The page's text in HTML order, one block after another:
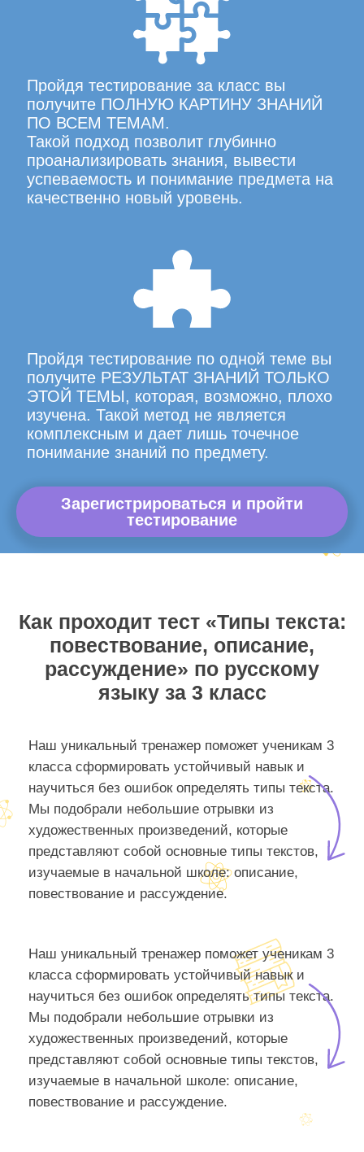
Пройдя тестирование за класс вы
получите ПОЛНУЮ КАРТИНУ ЗНАНИЙ
ПО ВСЕМ ТЕМАМ.
Такой подход позволит глубинно
проанализировать знания, вывести
успеваемость и понимание предмета на
качественно новый уровень.
Пройдя тестирование по одной теме вы
получите РЕЗУЛЬТАТ ЗНАНИЙ ТОЛЬКО
ЭТОЙ ТЕМЫ, которая, возможно, плохо
изучена. Такой метод не является
комплексным и дает лишь точечное
понимание знаний по предмету.
Зарегистрироваться и пройти
тестирование
Как проходит тест «Типы текста:
повествование, описание,
рассуждение» по русскому
языку за 3 класс
Наш уникальный тренажер поможет ученикам 3
класса сформировать устойчивый навык и
научиться без ошибок определять типы текста.
Мы подобрали небольшие отрывки из
художественных произведений, которые
представляют собой основные типы текстов,
изучаемые в начальной школе: описание,
повествование и рассуждение.
Наш уникальный тренажер поможет ученикам 3
класса сформировать устойчивый навык и
научиться без ошибок определять типы текста.
Мы подобрали небольшие отрывки из
художественных произведений, которые
представляют собой основные типы текстов,
изучаемые в начальной школе: описание,
повествование и рассуждение.